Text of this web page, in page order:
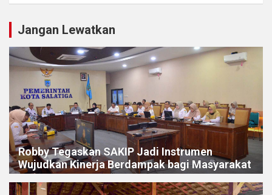
Jangan Lewatkan
Robby Tegaskan SAKIP Jadi Instrumen
Wujudkan Kinerja Berdampak bagi Masyarakat